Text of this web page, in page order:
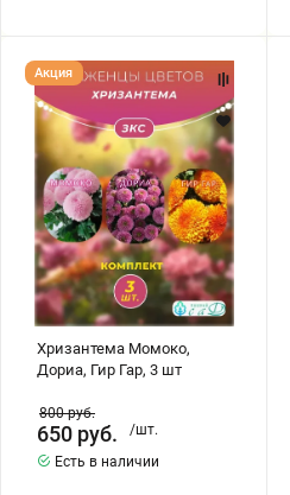
Хризантема
Момоко,
Дориа,
Гир
Гар,
Хризантема Момоко,
Дориа, Гир Гар, 3 шт
Акция
800руб.
650 руб.
/шт.
Есть в наличии